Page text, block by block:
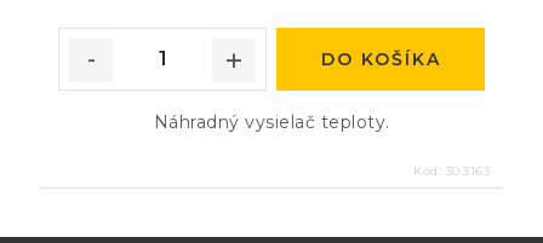
DO KOŠÍKA
Náhradný vysielač teploty.
Kód: 30.3163